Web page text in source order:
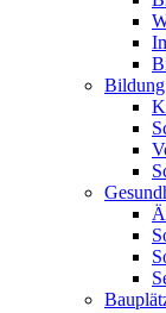
Bildung